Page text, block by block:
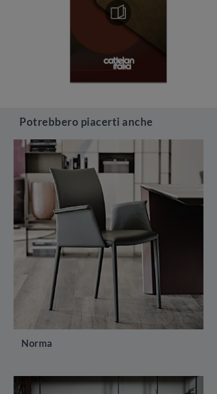
Potrebbero piacerti anche
Norma